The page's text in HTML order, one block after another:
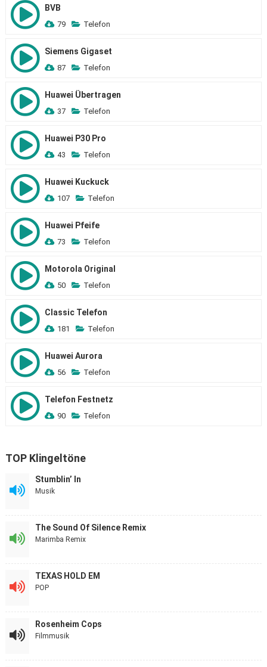
BVB
79 Telefon
Siemens Gigaset
87 Telefon
Huawei Übertragen
37 Telefon
Huawei P30 Pro
43 Telefon
Huawei Kuckuck
107 Telefon
Huawei Pfeife
73 Telefon
Motorola Original
50 Telefon
Classic Telefon
181 Telefon
Huawei Aurora
56 Telefon
Telefon Festnetz
90 Telefon
TOP Klingeltöne
Stumblin’ In
Musik
The Sound Of Silence Remix
Marimba Remix
TEXAS HOLD EM
POP
Rosenheim Cops
Filmmusik